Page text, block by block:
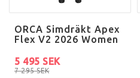
ORCA Simdräkt Apex
Flex V2 2026 Women
7 295 SEK
5 495 SEK